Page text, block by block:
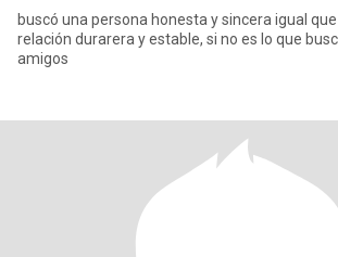
buscó una persona honesta y sincera igual
relación durarera y estable, si no es lo que
amigos